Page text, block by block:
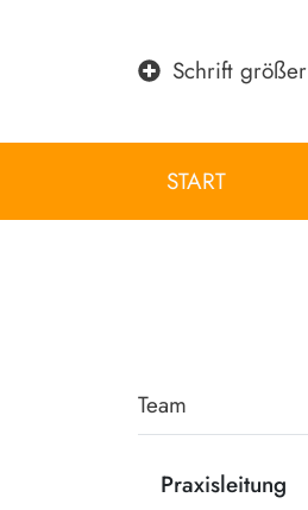
Schrift größer
START
Team
Praxisleitung